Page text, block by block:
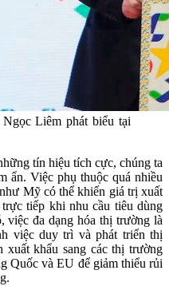
Liêm phát biểu tại
tín hiệu tích cực, chúng ta
ẩn. Việc phụ thuộc quá nhiều
Mỹ có thể khiến giá trị xuất
tiếp khi nhu cầu tiêu dùng
việc đa dạng hóa thị trường là
việc duy trì và phát triển thị
xuất khẩu sang các thị trường
Quốc và EU để giảm thiểu rủi